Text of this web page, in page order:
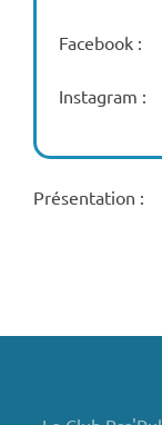
Facebook :
Instagram :
Présentation :